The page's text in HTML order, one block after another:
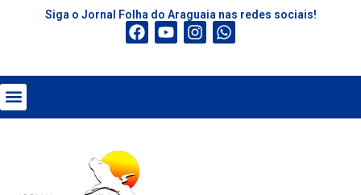
Siga o Jornal Folha do Araguaia nas redes sociais!